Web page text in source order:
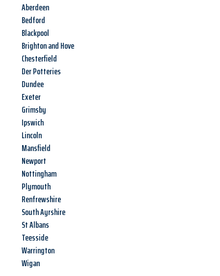
Aberdeen
Bedford
Blackpool
Brighton and Hove
Chesterfield
Der Potteries
Dundee
Exeter
Grimsby
Ipswich
Lincoln
Mansfield
Newport
Nottingham
Plymouth
Renfrewshire
South Ayrshire
St Albans
Teesside
Warrington
Wigan